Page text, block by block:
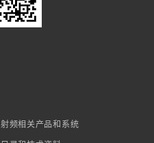
射频相关产品和系统